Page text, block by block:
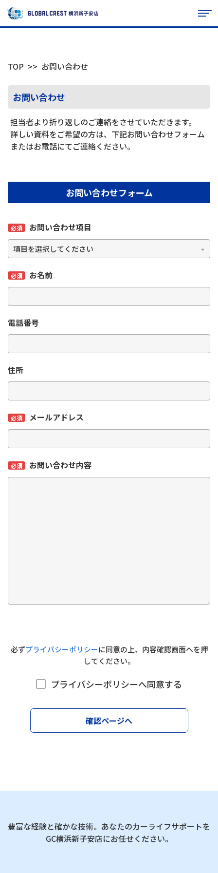
TOP お問い合わせ
お問い合わせ
担当者より折り返しのご連絡をさせていただきます。
詳しい資料をご希望の方は、下記お問い合わせフォーム
またはお電話にてご連絡ください。
お問い合わせフォーム
必須 お問い合わせ項目
必須 お名前
電話番号
住所
必須 メールアドレス
必須 お問い合わせ内容
必ずプライバシーポリシーに同意の上、内容確認画面へを押
してください。
プライバシーポリシーへ同意する
確認ページへ
豊富な経験と確かな技術。あなたのカーライフサポートを
GC横浜新子安店にお任せください。